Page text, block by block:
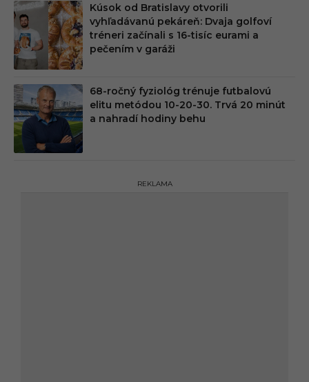
Kúsok od Bratislavy otvorili
vyhľadávanú pekáreň: Dvaja golfoví
tréneri začínali s 16-tisíc eurami a
pečením v garáži
68-ročný fyziológ trénuje futbalovú
elitu metódou 10-20-30. Trvá 20 minút
a nahradí hodiny behu
REKLAMA